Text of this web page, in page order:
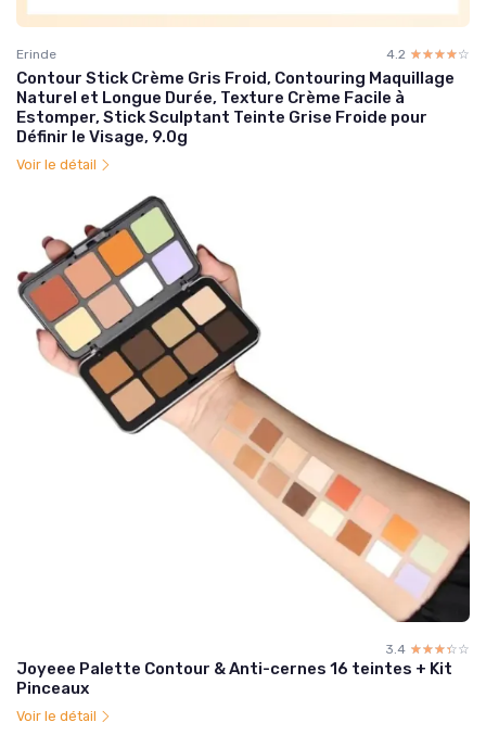
Erinde 4.2 ☆☆☆☆☆
★★★★★
Contour Stick Crème Gris Froid, Contouring Maquillage
Naturel et Longue Durée, Texture Crème Facile à
Estomper, Stick Sculptant Teinte Grise Froide pour
Définir le Visage, 9.0g
Voir le détail
3.4 ☆☆☆☆☆
★★★★★
Joyeee Palette Contour & Anti-cernes 16 teintes + Kit
Pinceaux
Voir le détail